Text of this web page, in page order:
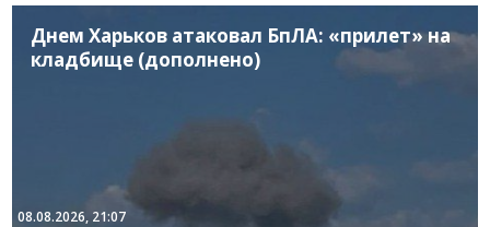
Днем Харьков атаковал БпЛА: «прилет» на
кладбище (дополнено)
08.08.2026, 21:07